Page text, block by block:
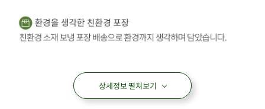
상세정보 펼쳐보기